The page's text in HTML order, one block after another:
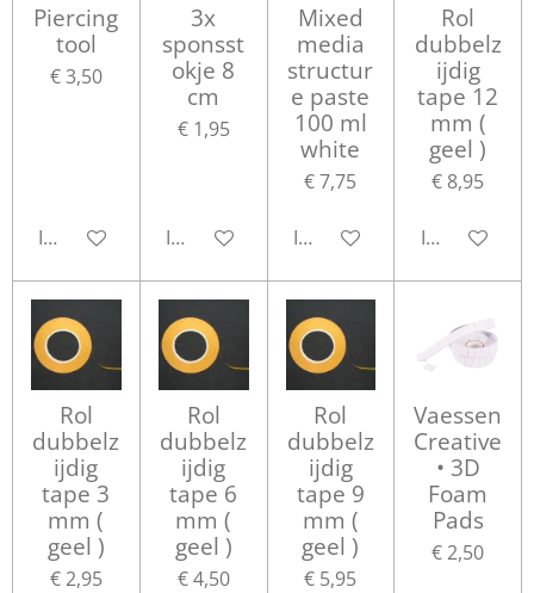
Piercing
tool
€ 3,50
In winkelwagen
3x
sponsst
okje 8
cm
€ 1,95
In winkelwagen
Mixed
media
structur
e paste
100 ml
white
€ 7,75
In winkelwagen
Rol
dubbelz
ijdig
tape 12
mm (
geel )
€ 8,95
In
Rol
dubbelz
ijdig
tape 3
mm (
geel )
€ 2,95
Rol
dubbelz
ijdig
tape 6
mm (
geel )
€ 4,50
Rol
dubbelz
ijdig
tape 9
mm (
geel )
€ 5,95
Vaessen
Creative
• 3D
Foam
Pads
€ 2,50